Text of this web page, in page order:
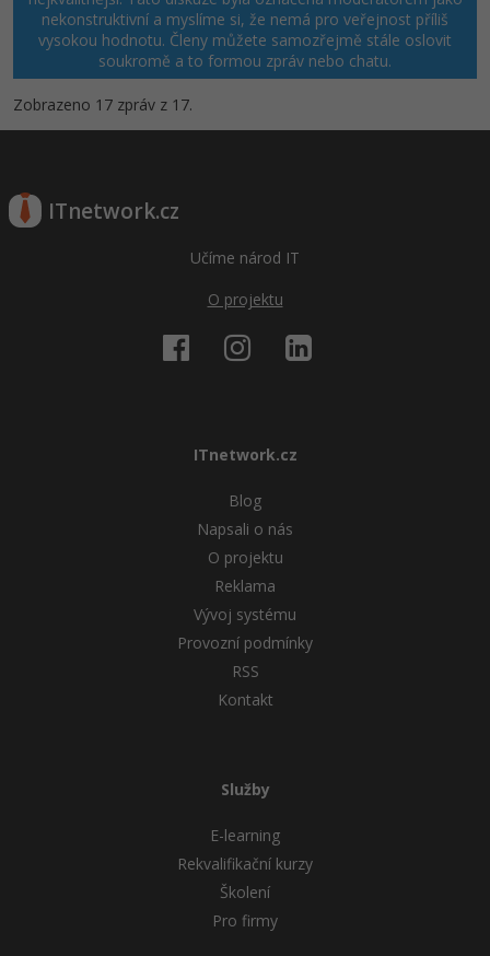
nekonstruktivní a myslíme si, že nemá pro veřejnost příliš
vysokou hodnotu. Členy můžete samozřejmě stále oslovit
soukromě a to formou zpráv nebo chatu.
Zobrazeno 17 zpráv z 17.
ITnetwork.cz
Učíme národ IT
O projektu
ITnetwork.cz
Blog
Napsali o nás
O projektu
Reklama
Vývoj systému
Provozní podmínky
RSS
Kontakt
Služby
E-learning
Rekvalifikační kurzy
Školení
Pro firmy